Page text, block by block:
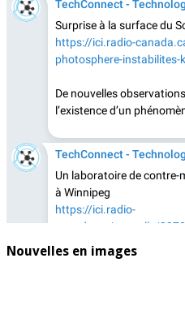
Nouvelles en images